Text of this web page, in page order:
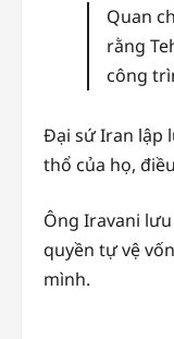
Quan
rằng
công
Đại sứ Iran lập
thổ của họ,
Ông Iravani
quyền tự vệ
mình.